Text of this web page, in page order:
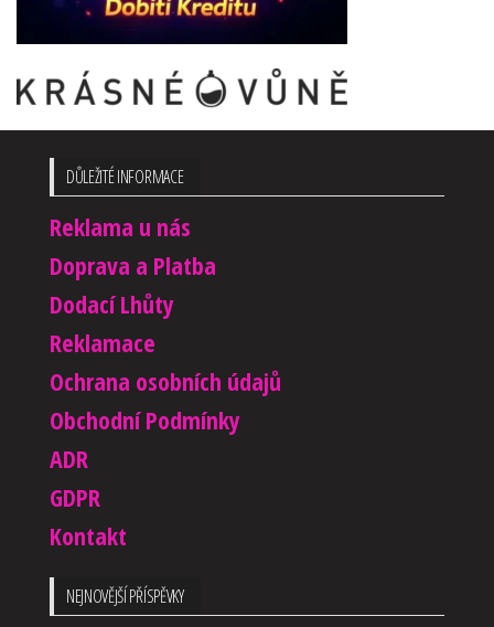
DŮLEŽITÉ INFORMACE
Reklama u nás
Doprava a Platba
Dodací Lhůty
Reklamace
Ochrana osobních údajů
Obchodní Podmínky
ADR
GDPR
Kontakt
NEJNOVĚJŠÍ PŘÍSPĚVKY